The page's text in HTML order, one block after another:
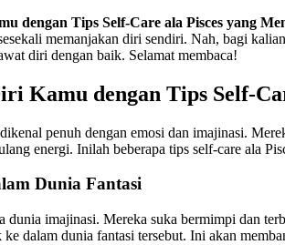
dengan Tips Self-Care ala Pisces yang
memanjakan diri sendiri. Nah, bagi
diri dengan baik. Selamat membaca!
Kamu dengan Tips Self-
penuh dengan emosi dan imajinasi.
energi. Inilah beberapa tips self-care ala
Dunia Fantasi
dunia imajinasi. Mereka suka bermimpi dan
dalam dunia fantasi tersebut. Ini akan